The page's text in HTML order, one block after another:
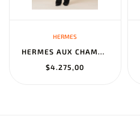
HERMES
HERMES AUX CHAMPS EN FLEURS" PANTS NOIR
$4.275,00